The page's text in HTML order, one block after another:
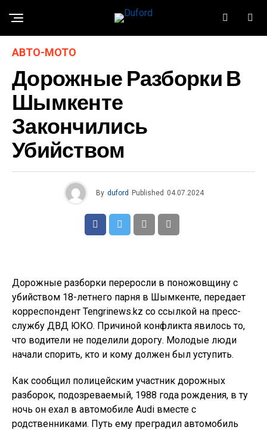
АВТО-МОТО
Дорожные Разборки В
Шымкенте
Закончились
Убийством
By duford Published 04.07.2024
Дорожные разборки переросли в поножовщину с
убийством 18-летнего парня в Шымкенте, передает
корреспондент Tengrinews.kz со ссылкой на пресс-
службу ДВД ЮКО. Причиной конфликта явилось то,
что водители не поделили дорогу. Молодые люди
начали спорить, кто и кому должен был уступить.
Как сообщил полицейским участник дорожных
разборок, подозреваемый, 1988 года рождения, в ту
ночь он ехал в автомобиле Audi вместе с
родственниками. Путь ему преградил автомобиль